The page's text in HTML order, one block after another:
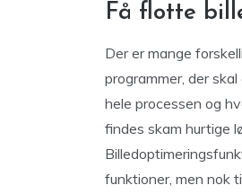
Få flotte
Der er mange
programmer, der
hele processen og
findes skam hurtige
funktioner, men nok